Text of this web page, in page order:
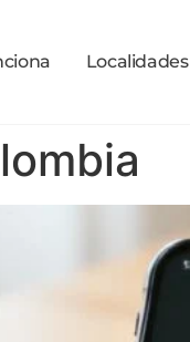
Localidades